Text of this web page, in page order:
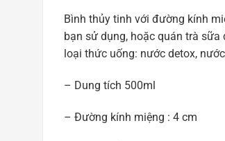
Bình thủy tinh với đường kính
bạn sử dụng, hoặc quán trà
loại thức uống: nước detox,
– Dung tích 500ml
– Đường kính miệng : 4 cm